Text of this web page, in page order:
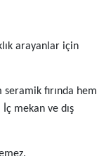
arayanlar için
seramik fırında hem
mekan ve dış